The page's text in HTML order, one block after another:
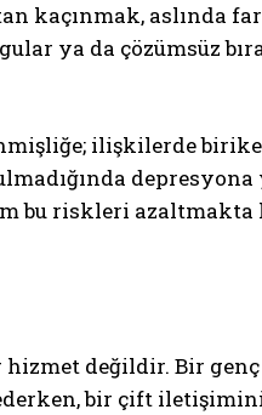
kaçınmak, aslında
ya da çözümsüz
ilişkilerde
depresyona
bu riskleri azaltmakta
değildir. Bir
bir çift